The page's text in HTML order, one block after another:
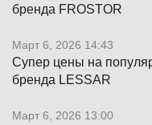
бренда FROSTOR
Март 6, 2026 14:43
Супер цены на
бренда LESSAR
Март 6, 2026 13:00